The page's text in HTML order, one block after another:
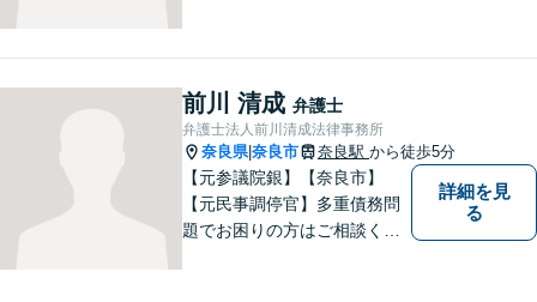
前川 清成 弁護士
弁護士法人前川清成法律事務所
奈良県|奈良市 奈良駅 から徒歩5分
【元参議院銀】【奈良市】
【元民事調停官】多重債務問
題でお困りの方はご相談くだ
詳細を見
る